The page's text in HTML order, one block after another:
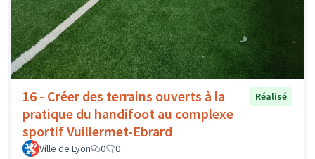
16 - Créer des terrains ouverts à la
pratique du handifoot au complexe
sportif Vuillermet-Ebrard
Réalisé
Ville de Lyon 0 0